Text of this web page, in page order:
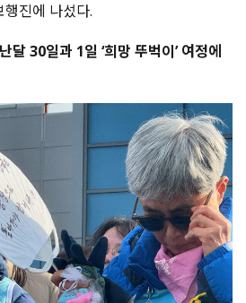
행진에 나섰다.
달 30일과 1일 ‘희망 뚜벅이’ 여정에